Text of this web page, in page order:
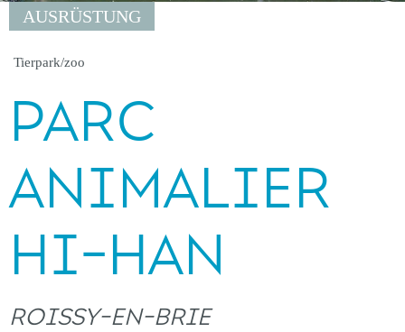
AUSRÜSTUNG
Tierpark/zoo
PARC
ANIMALIER
HI-HAN
ROISSY-EN-BRIE